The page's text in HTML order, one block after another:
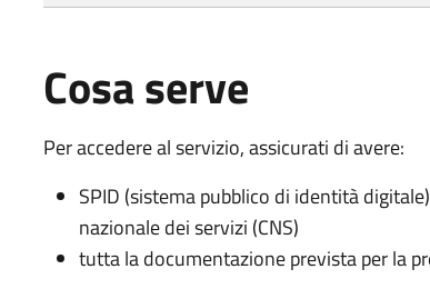
Cosa serve
Per accedere al servizio, assicurati di avere:
SPID (sistema pubblico di identità
nazionale dei servizi (CNS)
tutta la documentazione prevista per la